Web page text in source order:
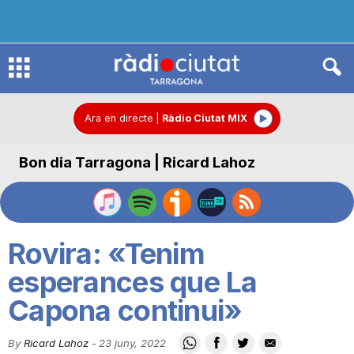
R
d
C
Ara en directe Ràdio Ciutat MIX
Bon dia Tarragona | Ricard Lahoz
Rovira: «Tenim
esperances que La
Capona continui»
By Ricard Lahoz - 23 juny, 2022